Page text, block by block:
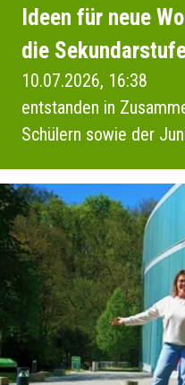
Ideen für neue
die
10.07.2026, 16:38
entstanden in
Schülern sowie der